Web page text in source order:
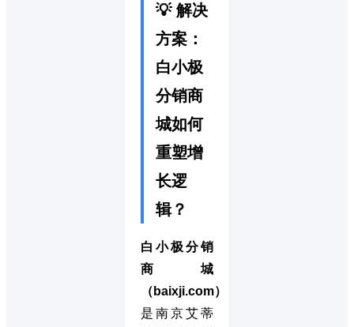
💡 解决
方案：
白小极
分销商
城如何
重塑增
长逻
辑？
白小极分销
商城
（baixji.com）
是南京艾蒂